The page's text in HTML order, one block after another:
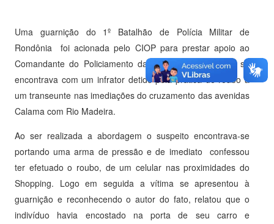
Uma guarnição do 1º Batalhão de Polícia Militar de
Rondônia foi acionada pelo CIOP para prestar apoio ao
Comandante do Policiamento da Capital (CPOC), que se
encontrava com um infrator detido pela prática de roubo à
um transeunte nas imediações do cruzamento das avenidas
Calama com Rio Madeira.
Ao ser realizada a abordagem o suspeito encontrava-se
portando uma arma de pressão e de imediato confessou
ter efetuado o roubo, de um celular nas proximidades do
Shopping. Logo em seguida a vítima se apresentou à
guarnição e reconhecendo o autor do fato, relatou que o
indivíduo havia encostado na porta de seu carro e